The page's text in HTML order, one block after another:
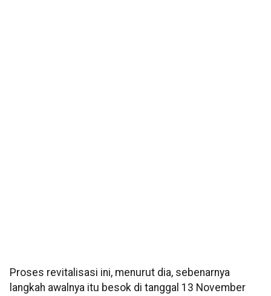
Proses revitalisasi ini, menurut dia, sebenarnya
langkah awalnya itu besok di tanggal 13 November